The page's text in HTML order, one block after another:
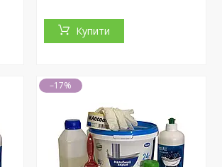
Купити
–17%